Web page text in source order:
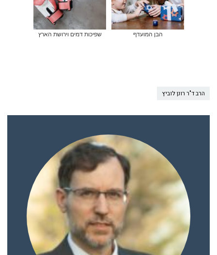
הבן המועדף שפיכות דמים וירושת הארץ
הרב ד"ר רונן לוביץ